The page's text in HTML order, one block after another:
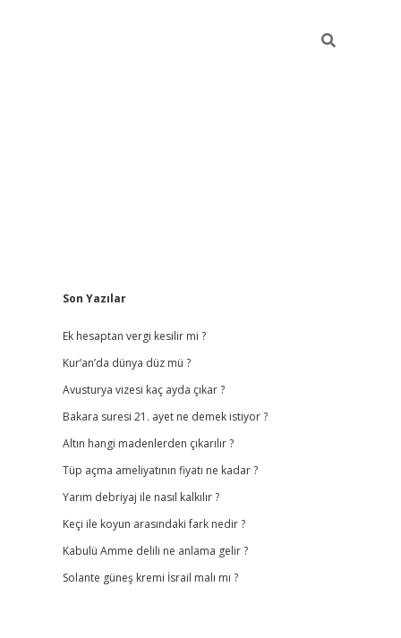
Sidebar
Son Yazılar
Ek hesaptan vergi kesilir mi ?
Kur’an’da dünya düz mü ?
Avusturya vizesi kaç ayda çıkar ?
Bakara suresi 21. ayet ne demek istiyor ?
Altın hangi madenlerden çıkarılır ?
Tüp açma ameliyatının fiyatı ne kadar ?
Yarım debriyaj ile nasıl kalkılır ?
Keçi ile koyun arasındaki fark nedir ?
Kabulü Amme delili ne anlama gelir ?
Solante güneş kremi İsrail malı mı ?